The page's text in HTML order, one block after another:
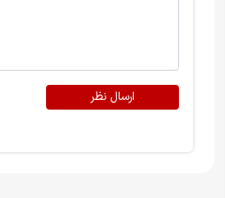
ارسال نظر